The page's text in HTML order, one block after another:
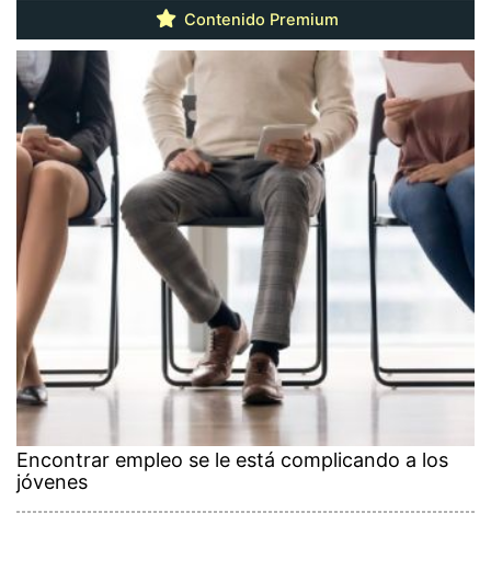
Contenido Premium
Encontrar empleo se le está complicando a los
jóvenes